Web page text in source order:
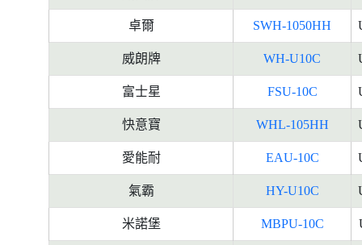
卓爾 SWH-1050HH
威朗牌 WH-U10C
富士星 FSU-10C
快意寶 WHL-105HH
愛能耐 EAU-10C
氣霸 HY-U10C
米諾堡 MBPU-10C